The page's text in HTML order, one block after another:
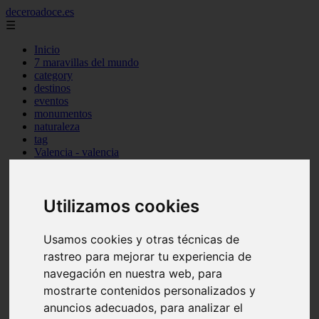
Utilizamos cookies
Usamos cookies y otras técnicas de
rastreo para mejorar tu experiencia de
navegación en nuestra web, para
mostrarte contenidos personalizados y
anuncios adecuados, para analizar el
deceroadoce.es
☰
Inicio
7 maravillas del mundo
category
destinos
eventos
monumentos
naturaleza
tag
Valencia - valencia
Sevilla - bormujos
Santa-cruz-de-tenerife - santiago-del-teide
Murcia - murcia
Alicante - benidorm
Alicante - finestrat
Almería - mojácar
Alicante - orihuela
Huesca - jaca